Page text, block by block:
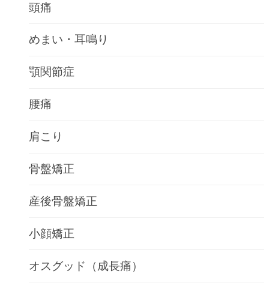
頭痛
めまい・耳鳴り
顎関節症
腰痛
肩こり
骨盤矯正
産後骨盤矯正
小顔矯正
オスグッド（成長痛）